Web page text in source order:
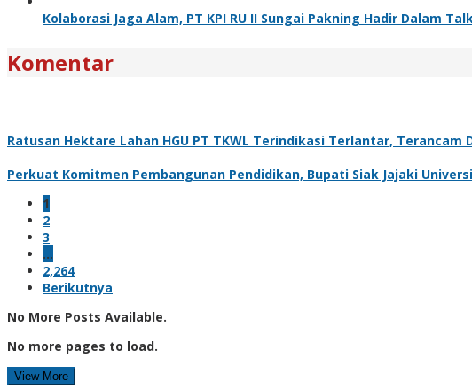
Kolaborasi Jaga Alam, PT KPI RU II Sungai Pakning Hadir Dalam
Komentar
Ratusan Hektare Lahan HGU PT TKWL Terindikasi Terlantar, Terancam
Perkuat Komitmen Pembangunan Pendidikan, Bupati Siak Jajaki
1
2
3
…
2,264
Berikutnya
No More Posts Available.
No more pages to load.
View More